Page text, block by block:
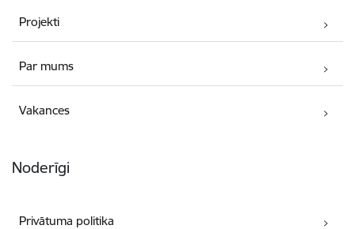
Projekti
Par mums
Vakances
Noderīgi
Privātuma politika